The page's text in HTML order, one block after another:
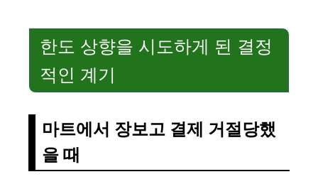
한도 상향을 시도하게 된 결정
적인 계기
마트에서 장보고 결제 거절당했
을 때